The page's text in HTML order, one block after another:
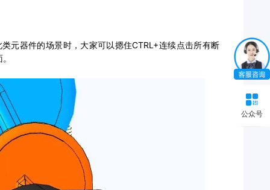
元器件的场景时，大家可以摁住CTRL+连续点击所有断
公众号